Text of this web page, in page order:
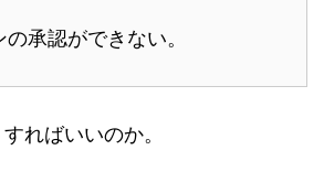
承認ができない。
ればいいのか。